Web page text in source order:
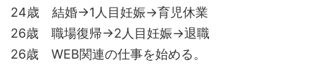
24歳 結婚→1人目妊娠→育児休業
26歳 職場復帰→2人目妊娠→退職
26歳 WEB関連の仕事を始める。